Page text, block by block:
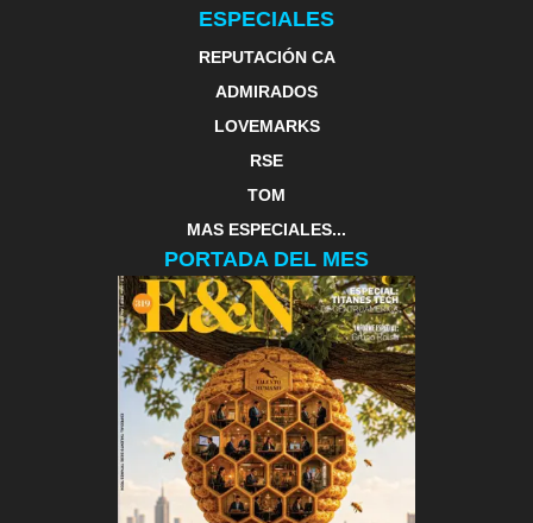
ESPECIALES
REPUTACIÓN CA
ADMIRADOS
LOVEMARKS
RSE
TOM
MAS ESPECIALES...
PORTADA DEL MES